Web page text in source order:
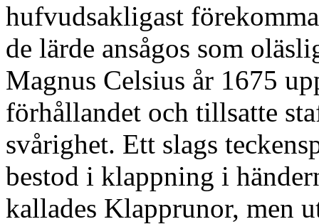
hufvudsakligast
de lärde ansågos som
Magnus Celsius år 1675
förhållandet och tillsatte
svårighet. Ett slags
bestod i klappning i
kallades Klapprunor, men